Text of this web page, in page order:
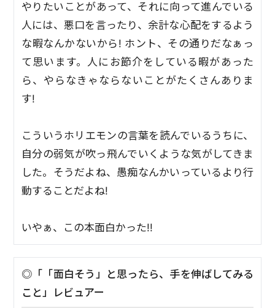
やりたいことがあって、それに向って進んでいる
人には、悪口を言ったり、余計な心配をするよう
な暇なんかないから! ホント、その通りだなぁっ
て思います。人にお節介をしている暇があった
ら、やらなきゃならないことがたくさんありま
す!
こういうホリエモンの言葉を読んでいるうちに、
自分の弱気が吹っ飛んでいくような気がしてきま
した。そうだよね、愚痴なんかいっているより行
動することだよね!
いやぁ、この本面白かった!!
◎「「面白そう」と思ったら、手を伸ばしてみる
こと」レビュアー